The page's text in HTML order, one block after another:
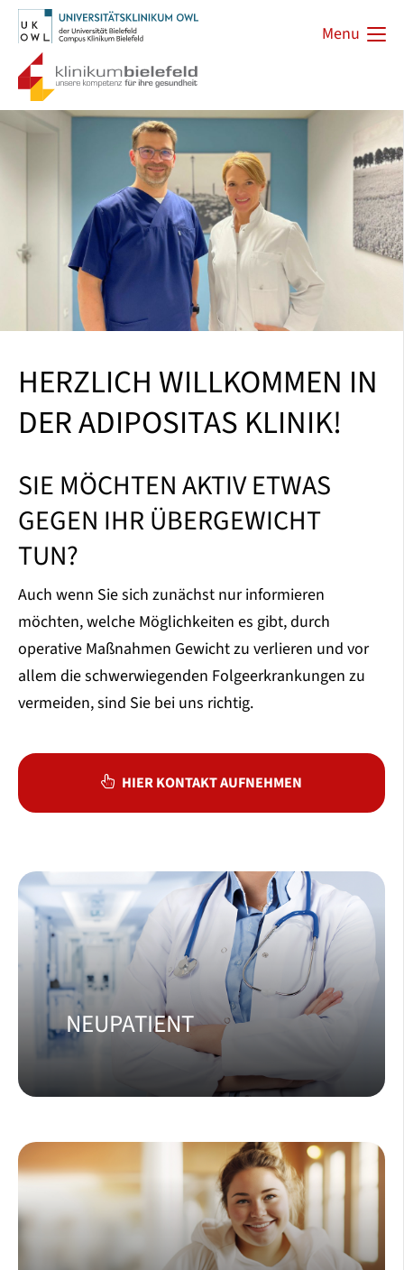
Menu
HERZLICH WILLKOMMEN IN
DER ADIPOSITAS KLINIK!
SIE MÖCHTEN AKTIV ETWAS
GEGEN IHR ÜBERGEWICHT
TUN?
Auch wenn Sie sich zunächst nur informieren
möchten, welche Möglichkeiten es gibt, durch
operative Maßnahmen Gewicht zu verlieren und vor
allem die schwerwiegenden Folgeerkrankungen zu
vermeiden, sind Sie bei uns richtig.
HIER KONTAKT AUFNEHMEN
NEUPATIENT